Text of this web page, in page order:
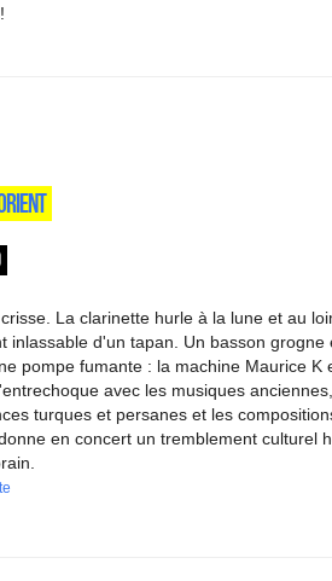
La clarinette hurle à la lune et au
inlassable d'un tapan. Un basson
pompe fumante : la machine Maurice K
avec les musiques
turques et persanes et les
en concert un tremblement culturel